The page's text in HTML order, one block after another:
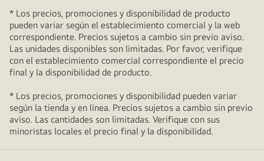
* Los precios, promociones y disponibilidad de producto
pueden variar según el establecimiento comercial y la web
correspondiente. Precios sujetos a cambio sin previo aviso.
Las unidades disponibles son limitadas. Por favor, verifique
con el establecimiento comercial correspondiente el precio
final y la disponibilidad de producto.
* Los precios, promociones y disponibilidad pueden variar
según la tienda y en línea. Precios sujetos a cambio sin previo
aviso. Las cantidades son limitadas. Verifique con sus
minoristas locales el precio final y la disponibilidad.